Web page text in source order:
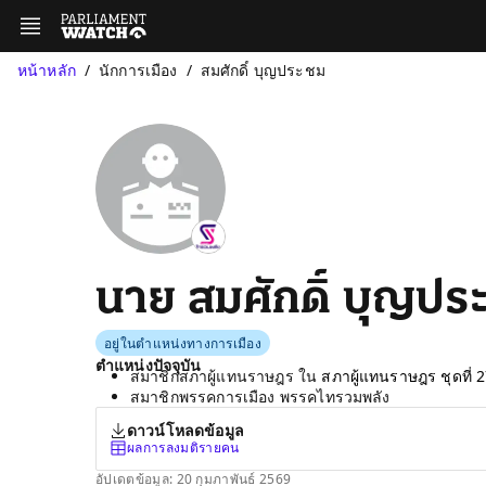
หน้าหลัก นักการเมือง สมศักดิ์ บุญประชม
นาย สมศักดิ์ บุญปร
อยู่ในตำแหน่งทางการเมือง
ตำแหน่งปัจจุบัน
สมาชิกสภาผู้แทนราษฎร ใน สภาผู้แทนราษฎร ชุดที่
สมาชิกพรรคการเมือง พรรคไทรวมพลัง
ดาวน์โหลดข้อมูล
ผลการลงมติรายคน
อัปเดตข้อมูล: 20 กุมภาพันธ์ 2569